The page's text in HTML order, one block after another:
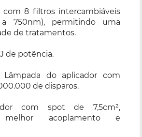
com 8 filtros intercambiáveis
750nm), permitindo uma
de tratamentos.
de potência.
Lâmpada do aplicador com
de disparos.
com spot de 7,5cm²,
melhor acoplamento e